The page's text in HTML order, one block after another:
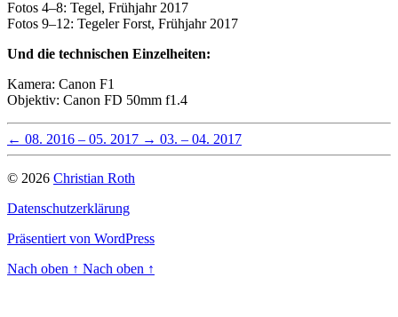
Fotos 4–8: Tegel, Frühjahr 2017
Fotos 9–12: Tegeler Forst, Frühjahr 2017
Und die technischen Einzelheiten:
Kamera: Canon F1
Objektiv: Canon FD 50mm f1.4
← 08. 2016 – 05. 2017 → 03. – 04. 2017
© 2026 Christian Roth
Datenschutzerklärung
Präsentiert von WordPress
Nach oben ↑ Nach oben ↑